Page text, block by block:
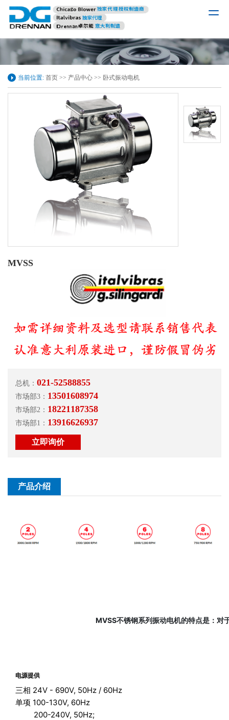
当前位置: 首页 >> 产品中心 >> 卧式振动电机
MVSS
总机： 021-52588855
市场部3： 13501608974
市场部2： 18221187358
市场部1： 13916626937
立即询价
产品介绍
MVSS不锈钢系列振动电机的特点是：对
电源提供
三相 24V - 690V, 50Hz / 60Hz
单项 100-130V, 60Hz
200-240V, 50Hz;